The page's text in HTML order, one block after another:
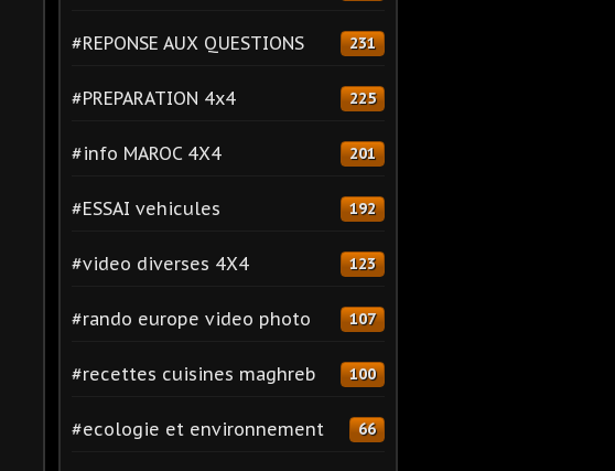
#REPONSE AUX QUESTIONS 231
#PREPARATION 4x4 225
#info MAROC 4X4 201
#ESSAI vehicules 192
#video diverses 4X4 123
#rando europe video photo 107
#recettes cuisines maghreb 100
#ecologie et environnement 66